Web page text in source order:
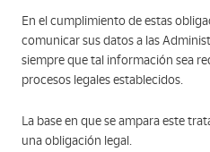
En el cumplimiento de estas
comunicar sus datos a las
siempre que tal información sea
procesos legales establecidos.
La base en que se ampara este
una obligación legal.